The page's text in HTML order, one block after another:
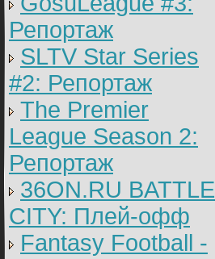
Репортаж
SLTV Star Series
#2: Репортаж
The Premier
League Season 2:
Репортаж
36ON.RU BATTLE
CITY: Плей-офф
Fantasy Football -